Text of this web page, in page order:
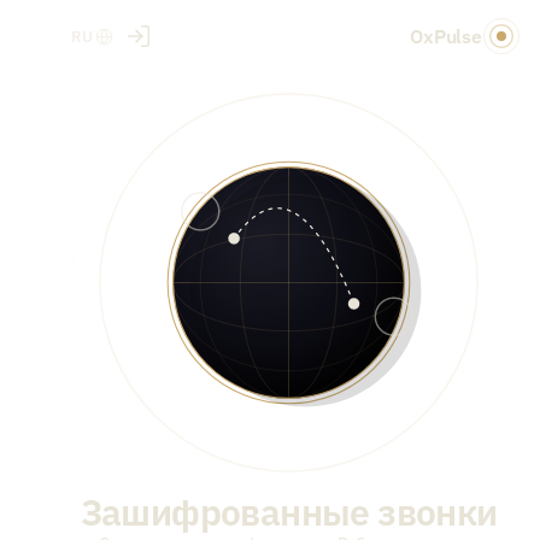
OxPulse
RU
Зашифрованные звонки